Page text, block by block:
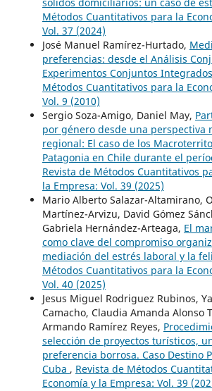
sólidos domiciliarios: un caso de
Métodos Cuantitativos para la
Vol. 37 (2024)
José Manuel Ramírez-Hurtado,
preferencias: desde el Análisis
Experimentos Conjuntos Integrados
Métodos Cuantitativos para la
Vol. 9 (2010)
Sergio Soza-Amigo, Daniel May,
por género desde una perspectiva
regional: El caso de los
Patagonia en Chile durante el
Revista de Métodos Cuantitativos
la Empresa: Vol. 39 (2025)
Mario Alberto Salazar-Altamirano,
Martínez-Arvizu, David Gómez
Gabriela Hernández-Arteaga, El
como clave del compromiso
mediación del estrés laboral y la
Métodos Cuantitativos para la
Vol. 40 (2025)
Jesus Miguel Rodriguez Rubinos,
Camacho, Claudia Amanda Alonso
Armando Ramírez Reyes,
selección de proyectos turísticos,
preferencia borrosa. Caso Destino
Cuba , Revista de Métodos
Economía y la Empresa: Vol. 39